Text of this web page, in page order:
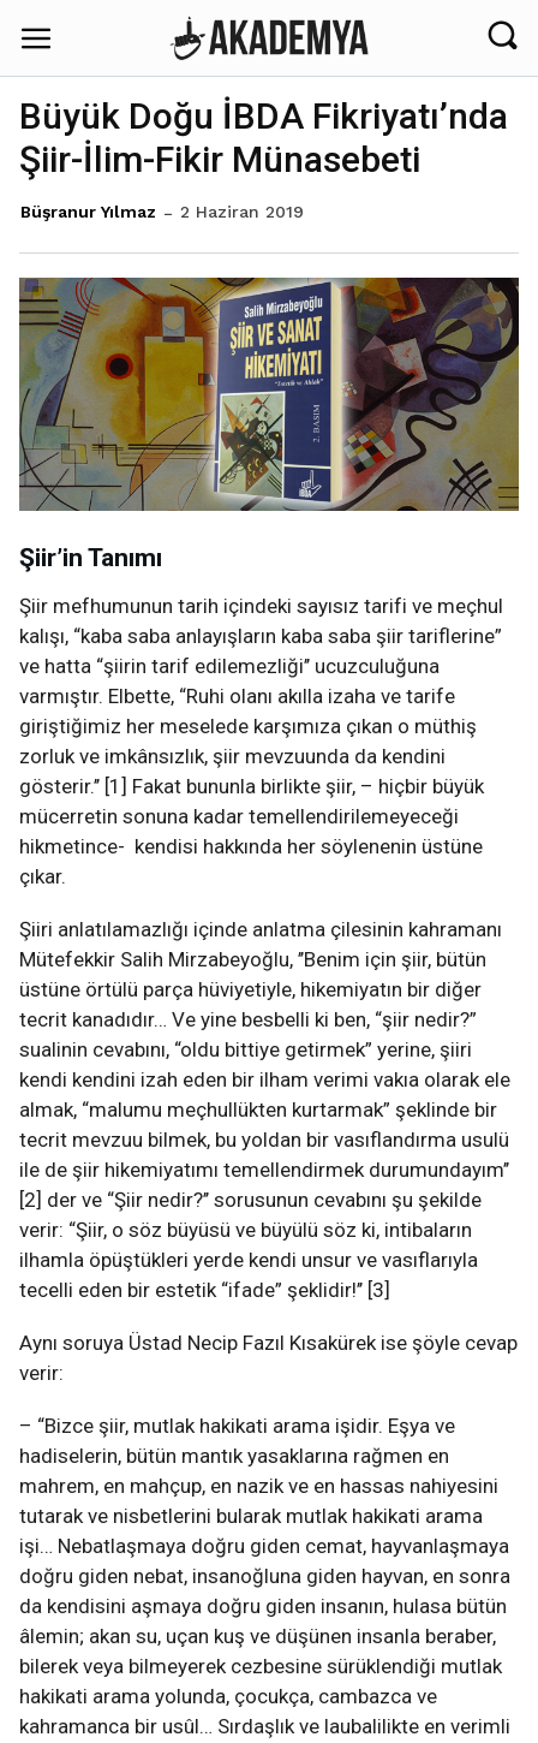
Büyük Doğu İBDA Fikriyatı’nda
Şiir-İlim-Fikir Münasebeti
Büşranur Yılmaz 2 Haziran 2019
Şiir’in Tanımı
Şiir mefhumunun tarih içindeki sayısız tarifi ve meçhul
kalışı, “kaba saba anlayışların kaba saba şiir tariflerine”
ve hatta “şiirin tarif edilemezliği’’ ucuzculuğuna
varmıştır. Elbette, “Ruhi olanı akılla izaha ve tarife
giriştiğimiz her meselede karşımıza çıkan o müthiş
zorluk ve imkânsızlık, şiir mevzuunda da kendini
gösterir.’’ [1] Fakat bununla birlikte şiir, – hiçbir büyük
mücerretin sonuna kadar temellendirilemeyeceği
hikmetince- kendisi hakkında her söylenenin üstüne
çıkar.
Şiiri anlatılamazlığı içinde anlatma çilesinin kahramanı
Mütefekkir Salih Mirzabeyoğlu, ’’Benim için şiir, bütün
üstüne örtülü parça hüviyetiyle, hikemiyatın bir diğer
tecrit kanadıdır… Ve yine besbelli ki ben, “şiir nedir?”
sualinin cevabını, “oldu bittiye getirmek” yerine, şiiri
kendi kendini izah eden bir ilham verimi vakıa olarak ele
almak, “malumu meçhullükten kurtarmak” şeklinde bir
tecrit mevzuu bilmek, bu yoldan bir vasıflandırma usulü
ile de şiir hikemiyatımı temellendirmek durumundayım’’
[2] der ve “Şiir nedir?’’ sorusunun cevabını şu şekilde
verir: “Şiir, o söz büyüsü ve büyülü söz ki, intibaların
ilhamla öpüştükleri yerde kendi unsur ve vasıflarıyla
tecelli eden bir estetik “ifade” şeklidir!’’ [3]
Aynı soruya Üstad Necip Fazıl Kısakürek ise şöyle cevap
verir:
– “Bizce şiir, mutlak hakikati arama işidir. Eşya ve
hadiselerin, bütün mantık yasaklarına rağmen en
mahrem, en mahçup, en nazik ve en hassas nahiyesini
tutarak ve nisbetlerini bularak mutlak hakikati arama
işi… Nebatlaşmaya doğru giden cemat, hayvanlaşmaya
doğru giden nebat, insanoğluna giden hayvan, en sonra
da kendisini aşmaya doğru giden insanın, hulasa bütün
âlemin; akan su, uçan kuş ve düşünen insanla beraber,
bilerek veya bilmeyerek cezbesine sürüklendiği mutlak
hakikati arama yolunda, çocukça, cambazca ve
kahramanca bir usûl… Sırdaşlık ve laubalilikte en verimli